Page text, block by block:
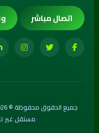
اتصال مباشر
مستقل غير